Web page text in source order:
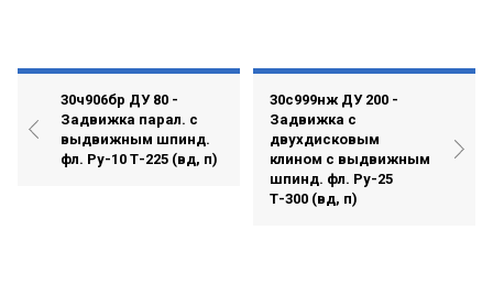
30ч906бр ДУ 80 -
Задвижка парал. с
выдвижным шпинд.
фл. Ру-10 Т-225 (вд, п)
30с999нж ДУ 200 -
Задвижка с
двухдисковым
клином с выдвижным
шпинд. фл. Ру-25
Т-300 (вд, п)